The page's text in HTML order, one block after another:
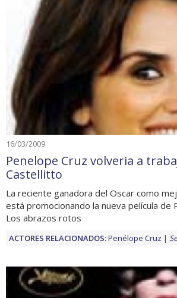
16/03/2009
Penelope Cruz volveria a
Castellitto
La reciente ganadora del Oscar como
está promocionando la nueva película de
Los abrazos rotos
ACTORES RELACIONADOS:Penélope Cruz